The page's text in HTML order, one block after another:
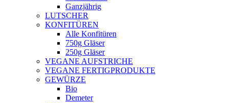
Ganzjährig
LUTSCHER
KONFITÜREN
Alle Konfitüren
750g Gläser
250g Gläser
VEGANE AUFSTRICHE
VEGANE FERTIGPRODUKTE
GEWÜRZE
Bio
Demeter